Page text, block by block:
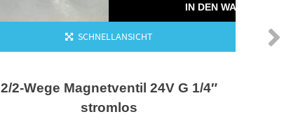
IN DEN WARENKORB
SCHNELLANSICHT
2/2-Wege Magnetventil 24V G 1/4″
stromlos